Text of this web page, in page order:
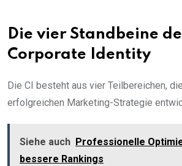
Die vier Standbeine
Corporate Identity
Die CI besteht aus vier Teilbereichen,
erfolgreichen Marketing-Strategie
Siehe auch Professionelle
bessere Rankings